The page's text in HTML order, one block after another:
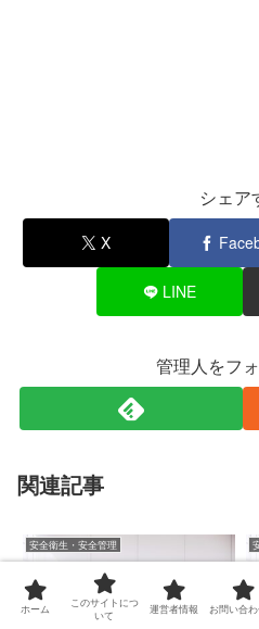
シェア
X
LINE
管理人をフ
関連記事
安全衛生・安全管理
ホーム
このサイトにつ
いて
運営者情報 お問い合